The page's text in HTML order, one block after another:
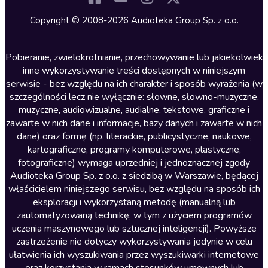
Kryminały
Lektury szkolne
Literatura anglojęzyczna
Literatura faktu
Literatura obyczajowa
Literatura piękna obca
Literatura piękna polska
Nagrania relaksacyjne
Nauka języków
Nauki humanistyczne
Podcasty i audycje
Polityka
Prasa
Copyright © 2008-2026 Audioteka Group Sp. z o.o.
Pobieranie, zwielokrotnianie, przechowywanie lub jakiekolwiek
inne wykorzystywanie treści dostępnych w niniejszym
serwisie - bez względu na ich charakter i sposób wyrażenia (w
szczególności lecz nie wyłącznie: słowne, słowno-muzyczne,
muzyczne, audiowizualne, audialne, tekstowe, graficzne i
zawarte w nich dane i informacje, bazy danych i zawarte w nich
dane) oraz formę (np. literackie, publicystyczne, naukowe,
kartograficzne, programy komputerowe, plastyczne,
fotograficzne) wymaga uprzedniej i jednoznacznej zgody
Audioteka Group Sp. z o.o. z siedzibą w Warszawie, będącej
właścicielem niniejszego serwisu, bez względu na sposób ich
eksploracji i wykorzystaną metodę (manualną lub
zautomatyzowaną technikę, w tym z użyciem programów
uczenia maszynowego lub sztucznej inteligencji). Powyższe
zastrzeżenie nie dotyczy wykorzystywania jedynie w celu
ułatwienia ich wyszukiwania przez wyszukiwarki internetowe